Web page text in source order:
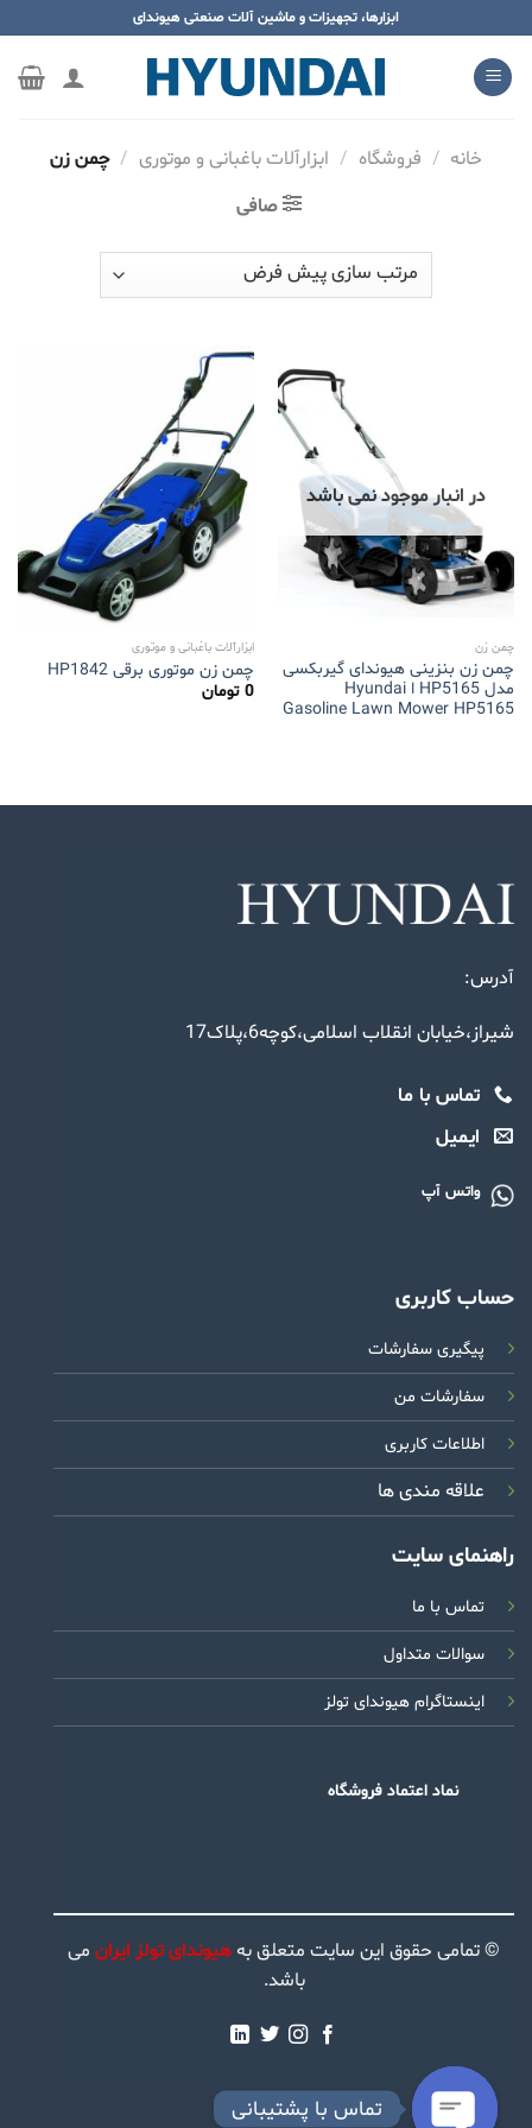
محتوا
بروید
ابزارها، تجهیزات و ماشین آلات صنعتی هیوندای
خانه / فروشگاه / ابزارآلات باغبانی و موتوری / چمن زن
صافی
در انبار موجود نمی باشد
چمن زن
چمن زن بنزینی هیوندای گیربکسی
مدل HP5165 ا Hyundai
Gasoline Lawn Mower HP5165
ابزارآلات باغبانی و موتوری
چمن زن موتوری برقی HP1842
0 تومان
آدرس:
شیراز،خیابان انقلاب اسلامی،کوچه6،پلاک17
تماس با ما
ایمیل
واتس آپ
حساب کاربری
پیگیری سفارشات
سفارشات من
اطلاعات کاربری
علاقه مندی ها
راهنمای سایت
تماس با ما
سوالات متداول
اینستاگرام هیوندای تولز
نماد اعتماد فروشگاه
© تمامی حقوق این سایت متعلق به هیوندای تولز ایران می
باشد.
تماس با پشتیبانی